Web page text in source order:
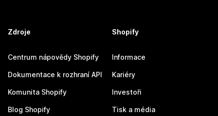
Zdroje
Centrum nápovědy Shopify
Dokumentace k rozhraní API
Komunita Shopify
Blog Shopify
Shopify
Informace
Kariéry
Investoři
Tisk a média